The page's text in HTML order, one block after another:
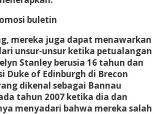
buletin
mereka juga dapat menawarkan
unsur-unsur ketika petualangan
Stanley berusia 16 tahun dan
Duke of Edinburgh di Brecon
dikenal sebagai Bannau
tahun 2007 ketika dia dan
menyadari bahwa mereka salah